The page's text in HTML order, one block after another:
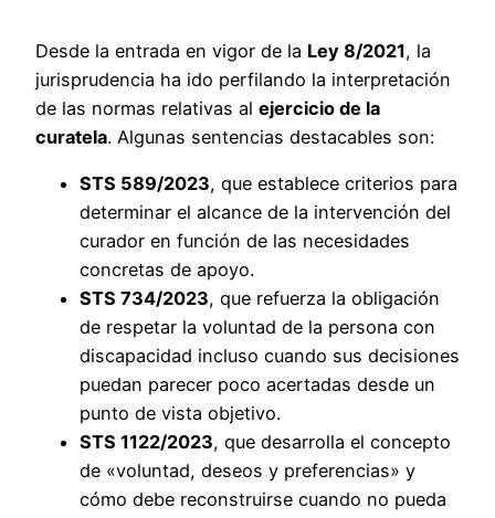
Desde la entrada en vigor de la Ley 8/2021, la
jurisprudencia ha ido perfilando la interpretación
de las normas relativas al ejercicio de la
curatela. Algunas sentencias destacables son:
STS 589/2023, que establece criterios para
determinar el alcance de la intervención del
curador en función de las necesidades
concretas de apoyo.
STS 734/2023, que refuerza la obligación
de respetar la voluntad de la persona con
discapacidad incluso cuando sus decisiones
puedan parecer poco acertadas desde un
punto de vista objetivo.
STS 1122/2023, que desarrolla el concepto
de «voluntad, deseos y preferencias» y
cómo debe reconstruirse cuando no pueda